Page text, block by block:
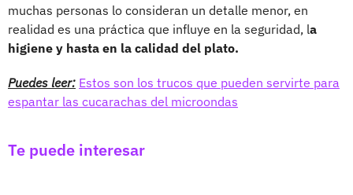
muchas personas lo consideran un detalle menor, en
realidad es una práctica que influye en la seguridad, la
higiene y hasta en la calidad del plato.
Puedes leer: Estos son los trucos que pueden servirte para
espantar las cucarachas del microondas
Te puede interesar